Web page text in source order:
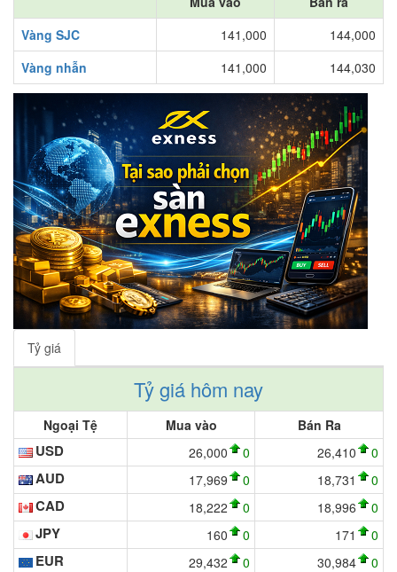
Vàng SJC
141,000
144,000
Vàng nhẫn
141,000 144,030
Tỷ giá
Tỷ giá hôm nay
Ngoại Tệ Mua vào Bán Ra
USD 26,000 0 26,410 0
AUD 17,969 0 18,731 0
CAD 18,222 0 18,996 0
JPY 160 0 171 0
EUR 29,432 0 30,984 0